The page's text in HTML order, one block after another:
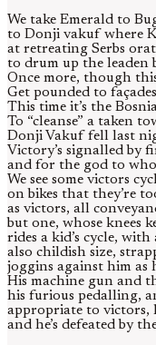
We take Emerald to
to Donji vakuf where
at retreating Serbs
to drum up the leaden
Once more, though
Get pounded to
This time it’s the
To “cleanse” a taken
Donji Vakuf fell last
Victory’s signalled by
and for the god to
We see some victors
on bikes that they’re
as victors, all
but one, whose knees
rides a kid’s cycle,
also childish size,
joggins against him as
His machine gun and
his furious pedalling,
appropriate to victors,
and he’s defeated by